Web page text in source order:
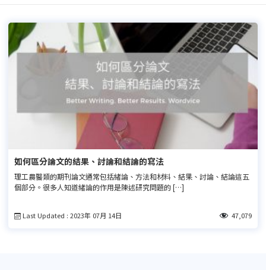
如何區分論文的結果、討論和結論的寫法
理工農醫類的期刊論文通常包括緒論、方法和材料、結果、討論、結論這五
個部分。很多人知道緒論的作用是陳述研究問題的 […]
Last Updated : 2023年 07月 14日 47,079